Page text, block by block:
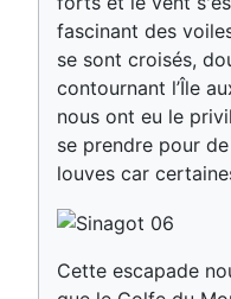
fascinant des
se sont croisés,
contournant l’Île
nous ont eu le
se prendre pour
louves car
Cette escapade